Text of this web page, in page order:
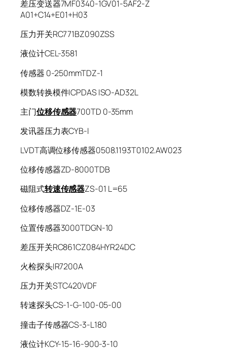
差压变送器7MF0340-1GV01-5AF2-Z
A01+C14+E01+H03
压力开关RC771BZ090ZSS
液位计CEL-3581
传感器 0-250mmTDZ-1
模数转换模件ICPDAS ISO-AD32L
主门位移传感器700TD 0-35mm
发讯器压力表CYB-I
LVDT高调位移传感器0508.1193T0102.AW023
位移传感器ZD-8000TDB
磁阻式转速传感器ZS-01 L=65
位移传感器DZ-1E-03
位置传感器3000TDGN-10
差压开关RC861CZ084HYR24DC
火检探头IR7200A
压力开关STC420VDF
转速探头CS-1-G-100-05-00
撞击子传感器CS-3-L180
液位计KCY-15-16-900-3-10